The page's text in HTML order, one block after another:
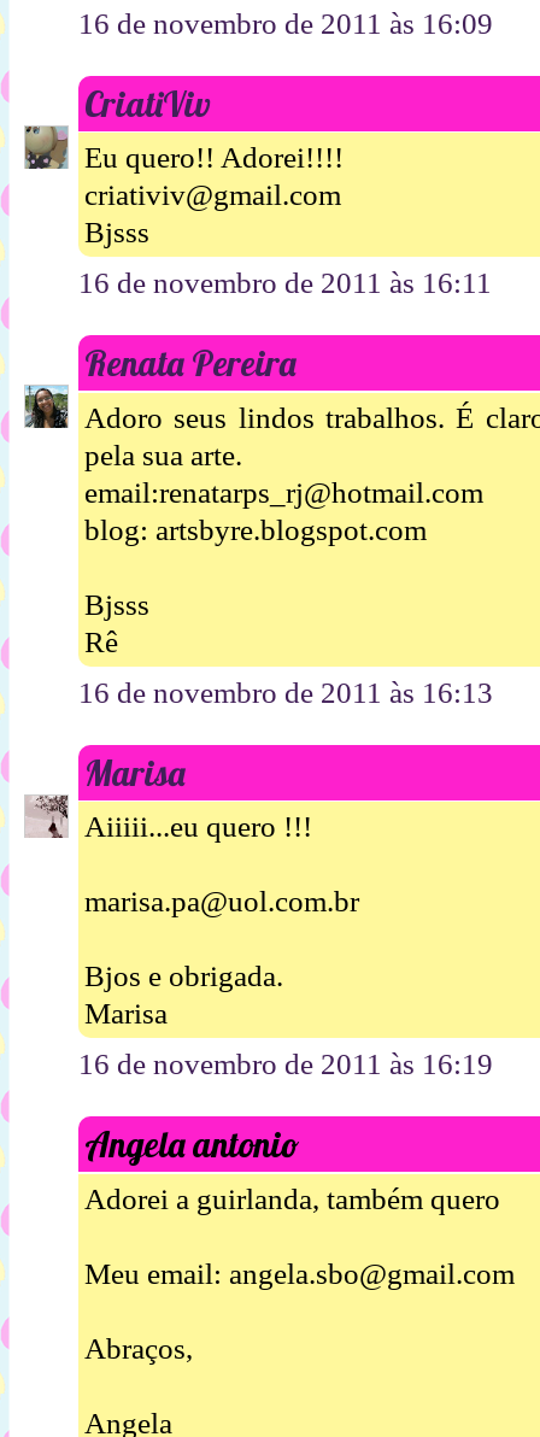
16 de novembro de 2011 às 16:09
CriatiViv
Eu quero!! Adorei!!!!
criativiv@gmail.com
Bjsss
16 de novembro de 2011 às 16:11
Renata Pereira
Adoro seus lindos trabalhos. É
pela sua arte.
email:renatarps_rj@hotmail.com
blog: artsbyre.blogspot.com
Bjsss
Rê
16 de novembro de 2011 às 16:13
Marisa
Aiiiii...eu quero !!!
marisa.pa@uol.com.br
Bjos e obrigada.
Marisa
16 de novembro de 2011 às 16:19
Angela antonio
Adorei a guirlanda, também quero
Meu email: angela.sbo@gmail.com
Abraços,
Angela